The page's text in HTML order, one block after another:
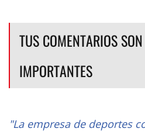
TUS COMENTARIOS
IMPORTANTES
"La empresa de deportes